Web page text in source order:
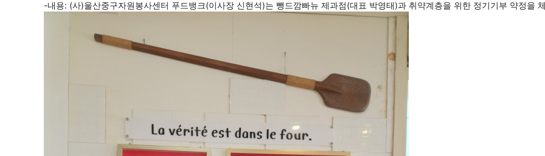
-내용: (사)울산중구자원봉사센터 푸드뱅크(이사장 신현석)는 뺑드깜빠뉴 제과점(대표 박영태)과 취약계층을 위한 정기기부 약정을